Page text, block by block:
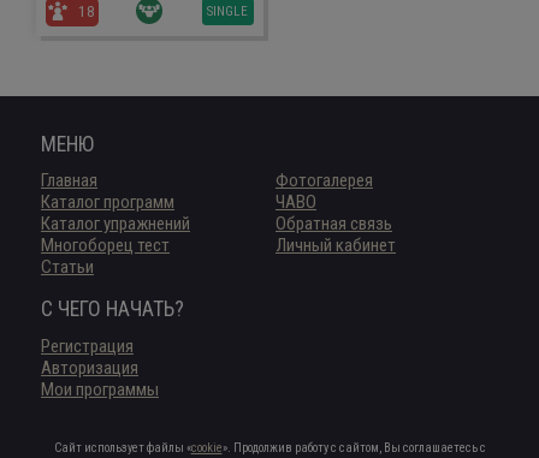
18 SINGLE
МЕНЮ
Главная
Каталог программ
Каталог упражнений
Многоборец тест
Статьи
Фотогалерея
ЧАВО
Обратная связь
Личный кабинет
С ЧЕГО НАЧАТЬ?
Регистрация
Авторизация
Мои программы
Сайт использует файлы «cookie». Продолжив работу с сайтом, Вы соглашаетесь с